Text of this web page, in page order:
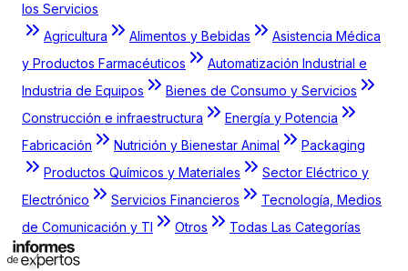
los Servicios
Agricultura
Alimentos y Bebidas
Asistencia Médica
y Productos Farmacéuticos
Automatización Industrial e
Industria de Equipos
Bienes de Consumo y Servicios
Construcción e infraestructura
Energía y Potencia
Fabricación
Nutrición y Bienestar Animal
Packaging
Productos Químicos y Materiales
Sector Eléctrico y
Electrónico
Servicios Financieros
Tecnología, Medios
de Comunicación y TI
Otros Todas Las Categorías